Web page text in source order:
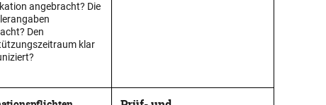
angebracht? Die
Den
klar